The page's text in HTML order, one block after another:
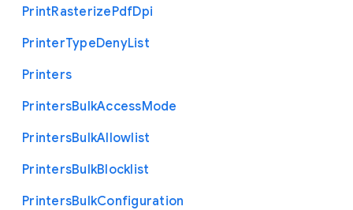
PrintRasterizePdfDpi
PrinterTypeDenyList
Printers
PrintersBulkAccessMode
PrintersBulkAllowlist
PrintersBulkBlocklist
PrintersBulkConfiguration